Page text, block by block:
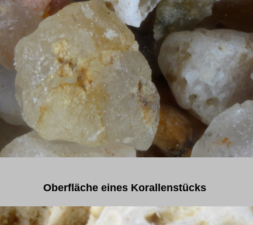
Oberfläche eines Korallenstücks